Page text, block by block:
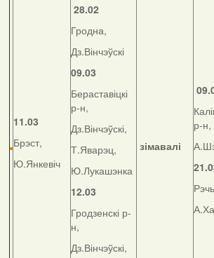
11.03
Брэст,
Ю.Янкевіч
28.02
Гродна,
Дз.Вінчэўскі
09.03
Бераставіцкі
р-н,
Дз.Вінчэўскі,
Т.Яварэц,
Ю.Лукашэнка
12.03
Гродзенскі р-
н,
Дз.Вінчэўскі,
зімавалі
р-н,